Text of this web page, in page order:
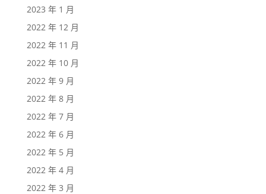
2023 年 1 月
2022 年 12 月
2022 年 11 月
2022 年 10 月
2022 年 9 月
2022 年 8 月
2022 年 7 月
2022 年 6 月
2022 年 5 月
2022 年 4 月
2022 年 3 月